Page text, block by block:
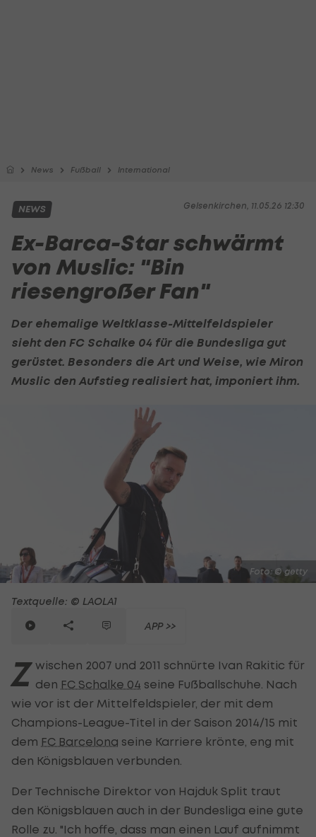
News Fußball International
Gelsenkirchen, 11.05.26 12:30
NEWS
Ex-Barca-Star schwärmt
von Muslic: "Bin
riesengroßer Fan"
Der ehemalige Weltklasse-Mittelfeldspieler
sieht den FC Schalke 04 für die Bundesliga gut
gerüstet. Besonders die Art und Weise, wie Miron
Muslic den Aufstieg realisiert hat, imponiert ihm.
Foto: © getty
Textquelle: © LAOLA1
APP >>
Z wischen 2007 und 2011 schnürte Ivan Rakitic für
den FC Schalke 04 seine Fußballschuhe. Nach
wie vor ist der Mittelfeldspieler, der mit dem
Champions-League-Titel in der Saison 2014/15 mit
dem FC Barcelona seine Karriere krönte, eng mit
den Königsblauen verbunden.
Der Technische Direktor von Hajduk Split traut
den Königsblauen auch in der Bundesliga eine gute
Rolle zu. "Ich hoffe, dass man einen Lauf aufnimmt